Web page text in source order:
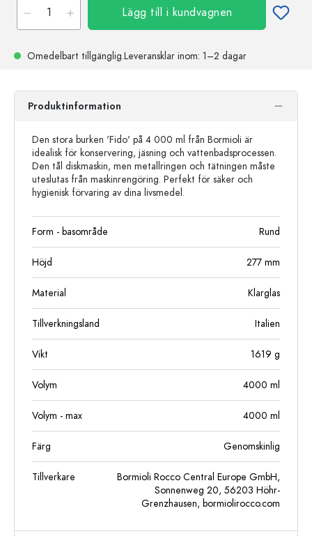
Lägg till i kundvagnen
Omedelbart tillgänglig.Leveransklar inom: 1–2 dagar
Produktinformation
Den stora burken 'Fido' på 4 000 ml från Bormioli är
idealisk för konservering, jäsning och vattenbadsprocessen.
Den tål diskmaskin, men metallringen och tätningen måste
uteslutas från maskinrengöring. Perfekt för säker och
hygienisk förvaring av dina livsmedel.
Form - basområde Rund
Höjd 277 mm
Material Klarglas
Tillverkningsland Italien
Vikt 1619 g
Volym 4000 ml
Volym - max 4000 ml
Färg Genomskinlig
Tillverkare
Bormioli Rocco Central Europe GmbH,
Sonnenweg 20, 56203 Höhr-
Grenzhausen, bormiolirocco.com